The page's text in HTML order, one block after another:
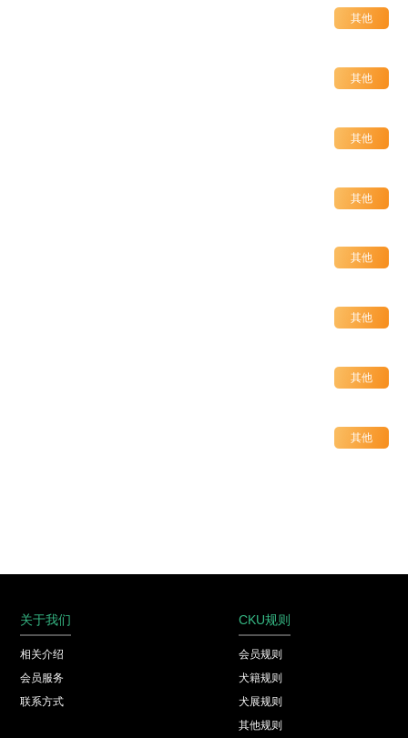
其他
其他
其他
其他
其他
其他
其他
其他
关于我们
相关介绍
会员服务
联系方式
CKU规则
会员规则
犬籍规则
犬展规则
其他规则